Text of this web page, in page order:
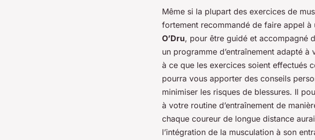
Même si la plupart des exercices de
fortement recommandé de faire appel à
O’Dru, pour être guidé et accompagné
un programme d’entraînement adapté
à ce que les exercices soient effectués
pourra vous apporter des conseils
minimiser les risques de blessures. Il
à votre routine d’entraînement de
chaque coureur de longue distance
l’intégration de la musculation à son